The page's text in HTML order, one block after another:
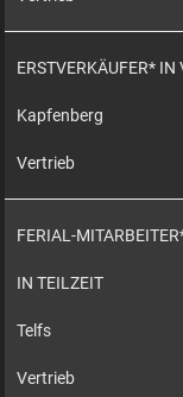
ERSTVERKÄUFER* IN
Kapfenberg
Vertrieb
FERIAL-
IN TEILZEIT
Telfs
Vertrieb